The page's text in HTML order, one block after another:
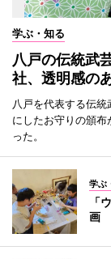
学ぶ・知る
八戸の伝統武
社、透明感の
八戸を代表する伝
にしたお守りの頒
った。
学ぶ
「
画